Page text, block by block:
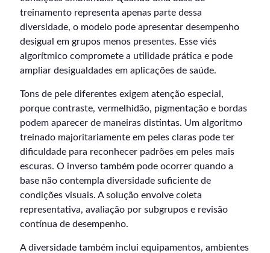
treinamento representa apenas parte dessa
diversidade, o modelo pode apresentar desempenho
desigual em grupos menos presentes. Esse viés
algorítmico compromete a utilidade prática e pode
ampliar desigualdades em aplicações de saúde.
Tons de pele diferentes exigem atenção especial,
porque contraste, vermelhidão, pigmentação e bordas
podem aparecer de maneiras distintas. Um algoritmo
treinado majoritariamente em peles claras pode ter
dificuldade para reconhecer padrões em peles mais
escuras. O inverso também pode ocorrer quando a
base não contempla diversidade suficiente de
condições visuais. A solução envolve coleta
representativa, avaliação por subgrupos e revisão
contínua de desempenho.
A diversidade também inclui equipamentos, ambientes